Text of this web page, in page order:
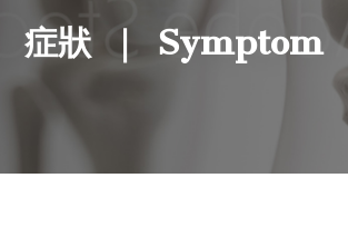
症狀 Symptom